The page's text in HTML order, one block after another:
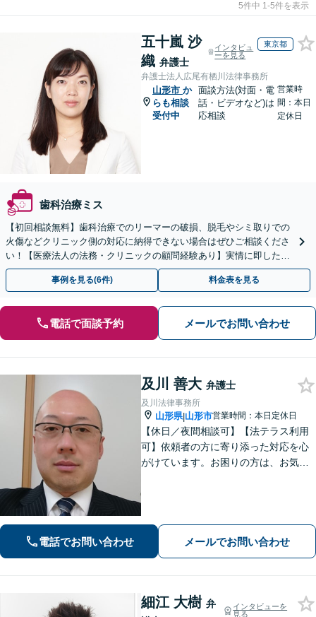
5件中 1-5件を表示
五十嵐 沙
織 弁護士
インタビュ
ーを見る
東京都
弁護士法人広尾有栖川法律事務所
山形市 か
らも相談
受付中
面談方法(対面・電
話・ビデオなど)は
応相談
営業時
間：本日
定休日
歯科治療ミス
【初回相談無料】歯科治療でのリーマーの破損、脱毛やシミ取りでの
火傷などクリニック側の対応に納得できない場合はぜひご相談くださ
い！【医療法人の法務・クリニックの顧問経験あり】実情に即したア
ドバイスで、納得のできるトラブルの解決を目指します。
事例を見る(6件) 料金表を見る
電話で面談予約 メールでお問い合わせ
及川 善大 弁護士
及川法律事務所
山形県|山形市営業時間：本日定休日
【休日／夜間相談可】【法テラス利用
可】依頼者の方に寄り添った対応を心
がけています。お困りの方は、お気軽
電話でお問い合わせ メールでお問い合わせ
細江 大樹 弁
インタビューを
見る